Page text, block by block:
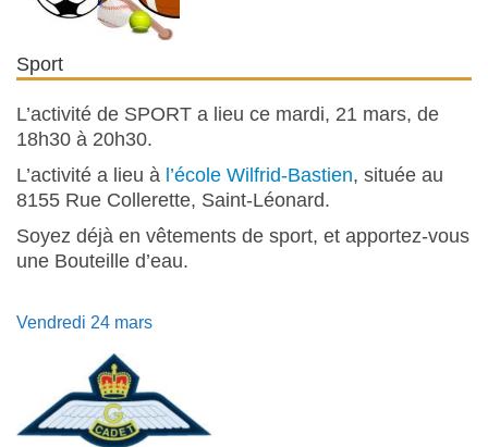
Sport
L’activité de SPORT a lieu ce mardi, 21 mars, de
18h30 à 20h30.
L’activité a lieu à l’école Wilfrid-Bastien, située au
8155 Rue Collerette, Saint-Léonard.
Soyez déjà en vêtements de sport, et apportez-vous
une Bouteille d’eau.
Vendredi 24 mars